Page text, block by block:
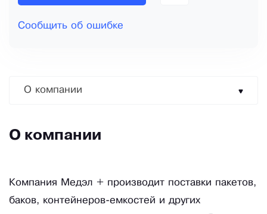
Сообщить об ошибке
О компании
О компании
Компания Медэл + производит поставки пакетов,
баков, контейнеров-емкостей и других